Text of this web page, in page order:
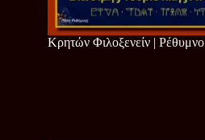
Κρητών Φιλοξενείν | Ρέθυμνο